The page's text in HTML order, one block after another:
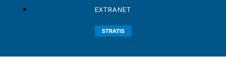
EXTRANET
STRATIS